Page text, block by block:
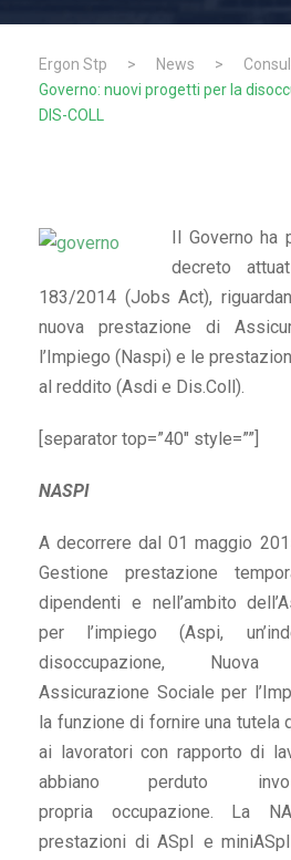
Ergon Stp > News >
Governo: nuovi progetti per la
DIS-COLL
Il Governo
decreto
183/2014 (Jobs Act),
nuova prestazione di
l’Impiego (Naspi) e le
al reddito (Asdi e Dis.Coll).
[separator top=”40″ style=””]
NASPI
A decorrere dal 01 maggio
Gestione prestazione
dipendenti e nell’ambito
per l’impiego (Aspi,
disoccupazione,
Assicurazione Sociale per
la funzione di fornire una
ai lavoratori con rapporto di
abbiano perduto
propria occupazione. La
prestazioni di ASpI e